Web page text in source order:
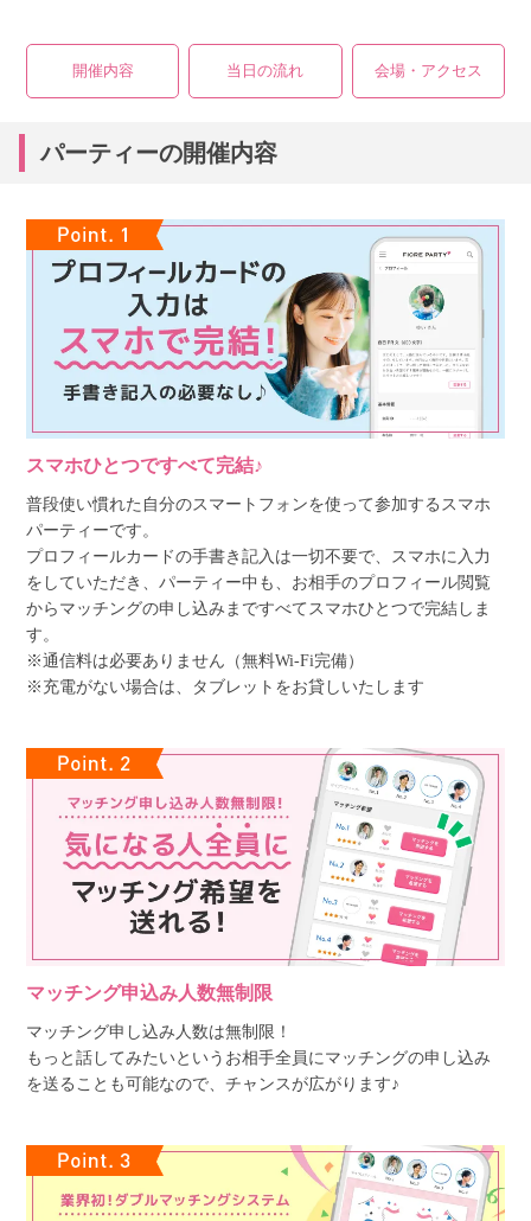
開催内容 当日の流れ 会場・アクセス
パーティーの開催内容
スマホひとつですべて完結♪
普段使い慣れた自分のスマートフォンを使って参加するスマホ
パーティーです。
プロフィールカードの手書き記入は一切不要で、スマホに入力
をしていただき、パーティー中も、お相手のプロフィール閲覧
からマッチングの申し込みまですべてスマホひとつで完結しま
す。
※通信料は必要ありません（無料Wi-Fi完備）
※充電がない場合は、タブレットをお貸しいたします
マッチング申込み人数無制限
マッチング申し込み人数は無制限！
もっと話してみたいというお相手全員にマッチングの申し込み
を送ることも可能なので、チャンスが広がります♪